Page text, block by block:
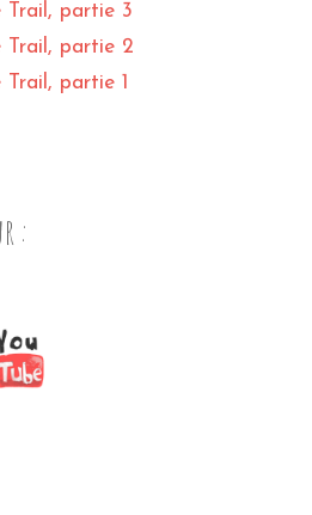
Trail, partie 3
Trail, partie 2
partie 1
: